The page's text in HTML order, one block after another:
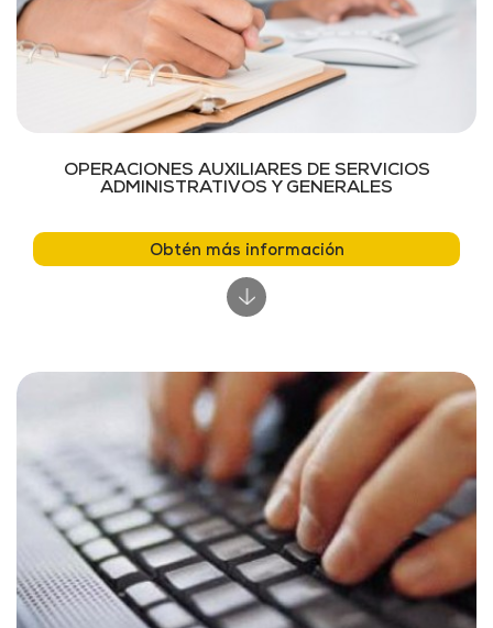
OPERACIONES AUXILIARES DE SERVICIOS
ADMINISTRATIVOS Y GENERALES
Obtén más información